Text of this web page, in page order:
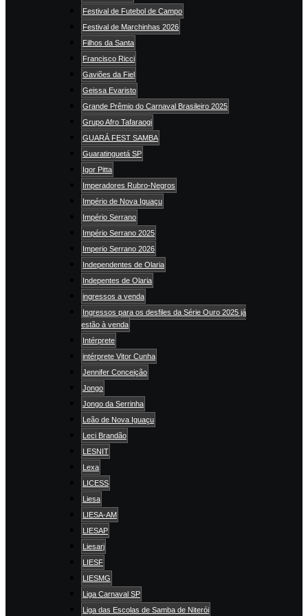
Festival de Futebol de Campo
Festival de Marchinhas 2026
Filhos da Santa
Francisco Ricci
Gaviões da Fiel
Geissa Evaristo
Grande Prêmio do Carnaval Brasileiro 2025
Grupo Afro Tafaraogi
GUARÁ FEST SAMBA
Guaratinguetá SP
Igor Pitta
Imperadores Rubro-Negros
Império de Nova Iguaçu
Império Serrano
Império Serrano 2025
Imperio Serrano 2026
Independentes de Olaria
Indepentes de Olaria
ingressos a venda
Ingressos para os desfiles da Série Ouro 2025 já
estão à venda
Intérprete
intérprete Vitor Cunha
Jennifer Conceição
Jongo
Jongo da Serrinha
Leão de Nova Iguaçu
Leci Brandão
LESNIT
Lexa
LICESS
Liesa
LIESA-AM
LIESAP
Liesarj
LIESF
LIESMG
Liga Carnaval SP
Liga das Escolas de Samba de Niterói